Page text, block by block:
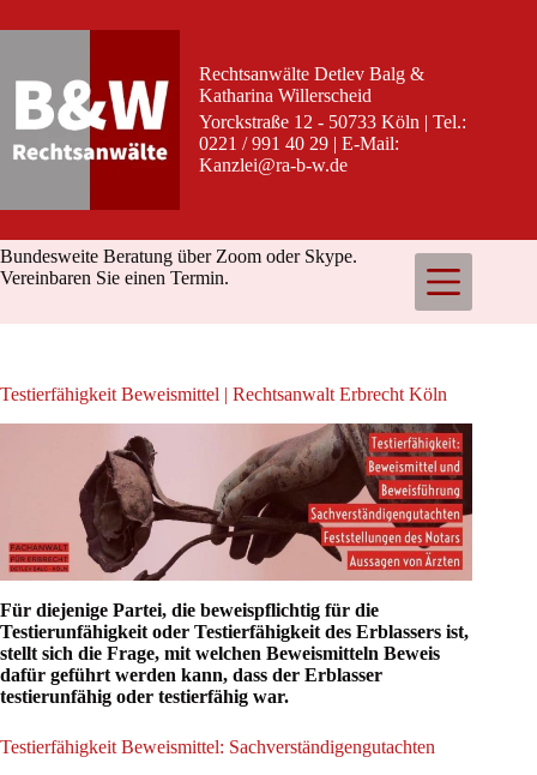
Inhalt
Rechtsanwälte Detlev Balg &
Katharina Willerscheid
Yorckstraße 12 - 50733 Köln | Tel.:
0221 / 991 40 29 | E-Mail:
Kanzlei@ra-b-w.de
Bundesweite Beratung über Zoom oder Skype.
Vereinbaren Sie einen Termin.
Testierfähigkeit Beweismittel | Rechtsanwalt Erbrecht Köln
Für diejenige Partei, die beweispflichtig für die
Testierunfähigkeit oder Testierfähigkeit des Erblassers ist,
stellt sich die Frage, mit welchen Beweismitteln Beweis
dafür geführt werden kann, dass der Erblasser
testierunfähig oder testierfähig war.
Testierfähigkeit Beweismittel: Sachverständigengutachten